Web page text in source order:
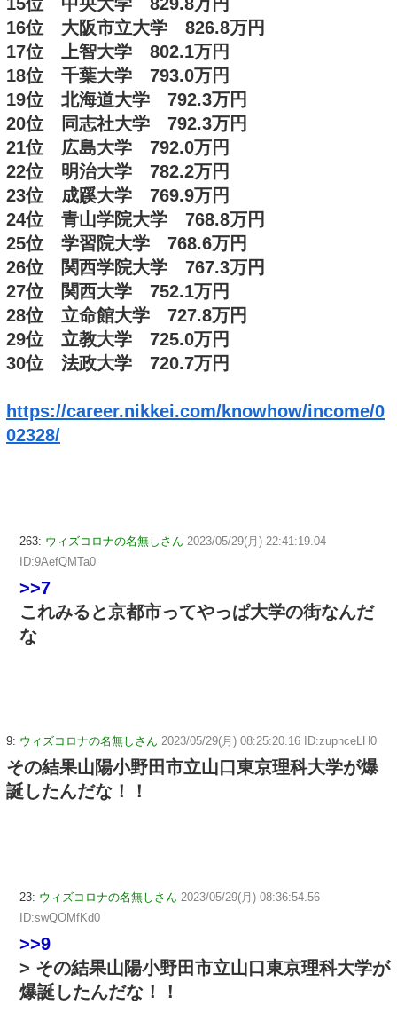
16位 大阪市立大学 826.8万円
17位 上智大学 802.1万円
18位 千葉大学 793.0万円
19位 北海道大学 792.3万円
20位 同志社大学 792.3万円
21位 広島大学 792.0万円
22位 明治大学 782.2万円
23位 成蹊大学 769.9万円
24位 青山学院大学 768.8万円
25位 学習院大学 768.6万円
26位 関西学院大学 767.3万円
27位 関西大学 752.1万円
28位 立命館大学 727.8万円
29位 立教大学 725.0万円
30位 法政大学 720.7万円
https://career.nikkei.com/knowhow/income/0
02328/
263: ウィズコロナの名無しさん 2023/05/29(月) 22:41:19.04
ID:9AefQMTa0
>>7
これみると京都市ってやっぱ大学の街なんだ
な
9: ウィズコロナの名無しさん 2023/05/29(月) 08:25:20.16 ID:zupnceLH0
その結果山陽小野田市立山口東京理科大学が爆
誕したんだな！！
23: ウィズコロナの名無しさん 2023/05/29(月) 08:36:54.56
ID:swQOMfKd0
>>9
> その結果山陽小野田市立山口東京理科大学が
爆誕したんだな！！